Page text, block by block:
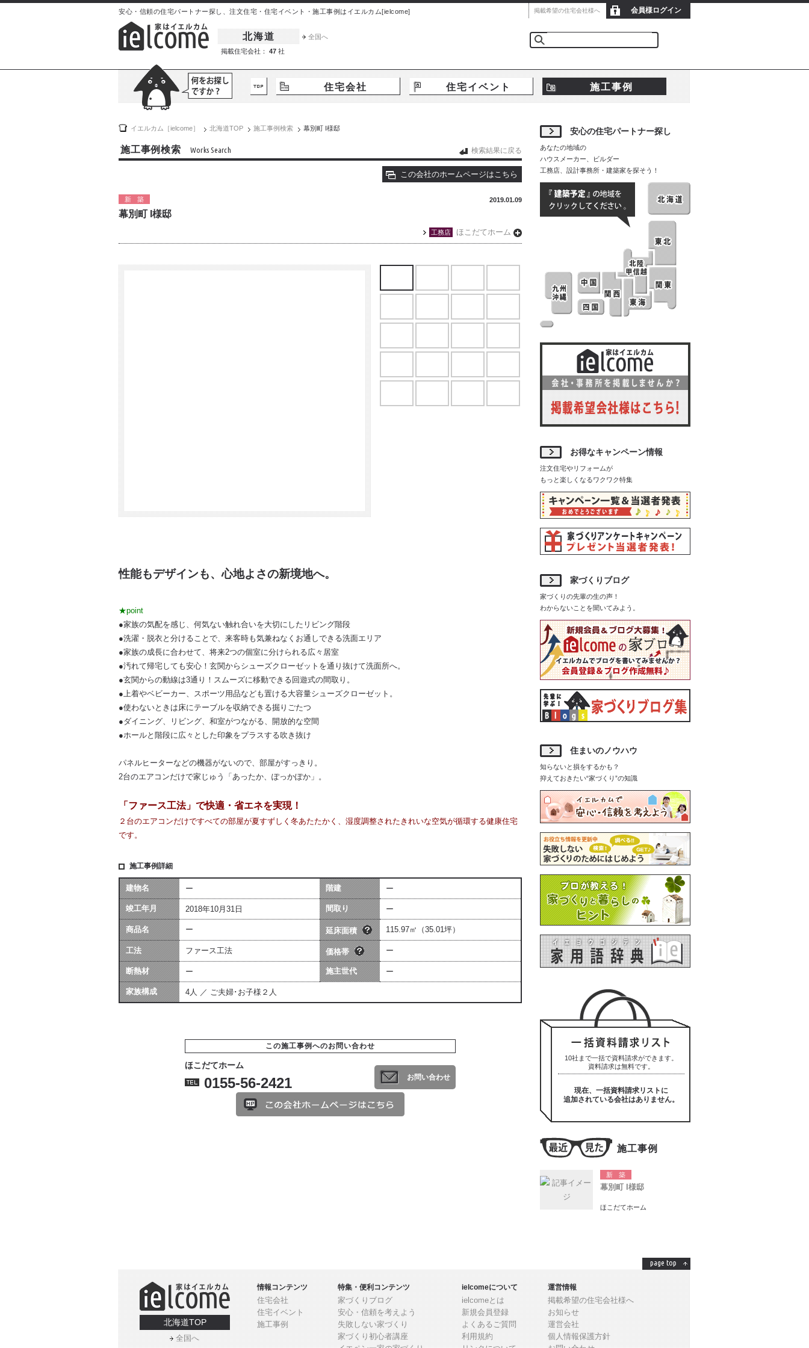
安心・信頼の住宅パートナー探し、注文住宅・住宅イベント・施工事例はイエルカム[ielcome] 掲載希望の住宅会社様へ 会員様ログイン
新規会員登録
北海道
全国へ
掲載住宅会社：
47 社
住宅会社 住宅イベント 施工事例
イエルカム［ielcome］ 北海道TOP 施工事例検索 幕別町 I様邸
施工事例検索 Works Search 検索結果に戻る
この会社のホームページはこちら
新築 2019.01.09
幕別町 I様邸
工務店 ほこだてホーム
性能もデザインも、心地よさの新境地へ。
★point
●家族の気配を感じ、何気ない触れ合いを大切にしたリビング階段
●洗濯・脱衣と分けることで、来客時も気兼ねなくお通しできる洗面エリア
●家族の成長に合わせて、将来2つの個室に分けられる広々居室
●汚れて帰宅しても安心！玄関からシューズクローゼットを通り抜けて洗面所へ。
●玄関からの動線は3通り！スムーズに移動できる回遊式の間取り。
●上着やベビーカー、スポーツ用品なども置ける大容量シューズクローゼット。
●使わないときは床にテーブルを収納できる掘りごたつ
●ダイニング、リビング、和室がつながる、開放的な空間
●ホールと階段に広々とした印象をプラスする吹き抜け
パネルヒーターなどの機器がないので、部屋がすっきり。
2台のエアコンだけで家じゅう「あったか、ぽっかぽか」。
「ファース工法」で快適・省エネを実現！
２台のエアコンだけですべての部屋が夏すずしく冬あたたかく、湿度調整されたきれいな空気が循環する健康住宅
です。
施工事例詳細
建物名 ー 階建 ー
竣工年月 2018年10月31日 間取り ー
商品名 ー 延床面積
坪数は会社によって算出方法が若干
異なる場合があります。
115.97㎡（35.01坪）
工法 ファース工法 価格帯
価格には、建物本体価格+付帯工事費
用（暖房工事・換気工事・電気工事
[照明込]・給排水工事[宅内]）を含み
ます。
ー
断熱材 ー 施主世代 ー
家族構成 4人 ／ ご夫婦･お子様２人
この施工事例へのお問い合わせ
ほこだてホーム
0155-56-2421 お問い合わせ
安心の住宅パートナー探し
あなたの地域の
ハウスメーカー、ビルダー
工務店、設計事務所・建築家を探そう！
お得なキャンペーン情報
注文住宅やリフォームが
もっと楽しくなるワクワク特集
家づくりブログ
家づくりの先輩の生の声！
わからないことを聞いてみよう。
住まいのノウハウ
知らないと損をするかも？
抑えておきたい“家づくり”の知識
10社まで一括で資料請求ができます。
資料請求は無料です。
現在、一括資料請求リストに
追加されている会社はありません。
施工事例
新築
幕別町 I様邸
ほこだてホーム
page top
北海道TOP
全国へ
情報コンテンツ
住宅会社
住宅イベント
施工事例
特集・便利コンテンツ
家づくりブログ
安心・信頼を考えよう
失敗しない家づくり
家づくり初心者講座
ielcomeについて
ielcomeとは
新規会員登録
よくあるご質問
利用規約
運営情報
掲載希望の住宅会社様へ
お知らせ
運営会社
個人情報保護方針